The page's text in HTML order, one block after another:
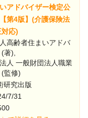
アドバイザー検定公
第4版】(介護保険法
応)
高齢者住まいアドバ
著),
人 一般財団法人職業
監修)
研究出版
7/31